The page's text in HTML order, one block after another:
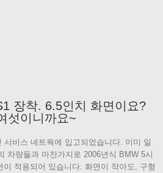
장착. 6.5인치 화면이요?
섯이니까요~
서비스 네트웍에 입고되었습니다. 이미 일
차량들과 마찬가지로 2006년식 BMW 5시
적용되어 있습니다. 화면이 작아도, 구형